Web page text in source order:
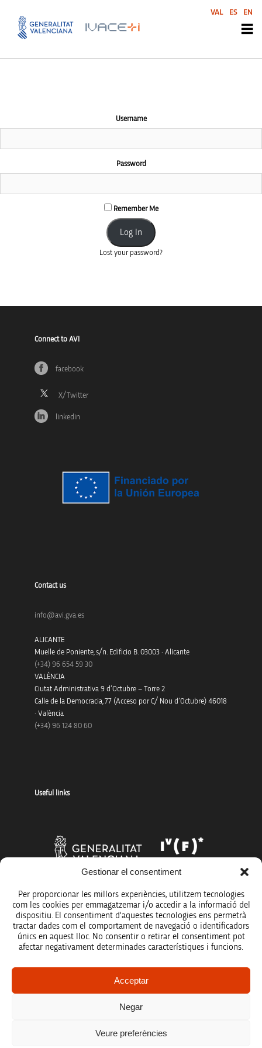
Gestionar el consentiment
Per proporcionar les millors experiències, utilitzem tecnologies
com les cookies per emmagatzemar i/o accedir a la informació del
dispositiu. El consentiment d'aquestes tecnologies ens permetrà
tractar dades com el comportament de navegació o identificadors
únics en aquest lloc. No consentir o retirar el consentiment pot
afectar negativament determinades característiques i funcions.
Acceptar
Negar
Veure preferències
Username
Password
Remember Me
Lost your password?
Connect to AVI
facebook
linkedin
Contact us
info@avi.gva.es
ALICANTE
Muelle de Poniente, s/n. Edificio B. 03003 · Alicante
(+34) 96 654 59 30
VALÈNCIA
Ciutat Administrativa 9 d’Octubre – Torre 2
Calle de la Democracia, 77 (Acceso por C/ Nou d’Octubre) 46018
· València
(+34) 96 124 80 60
Useful links
Legal notice
VAL ES EN